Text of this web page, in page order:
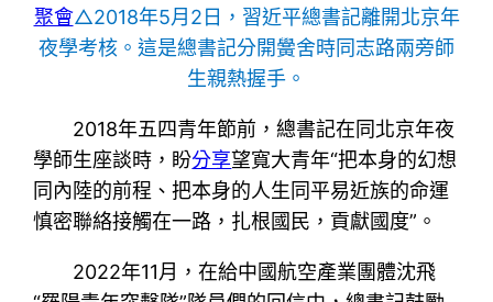
聚會△2018年5月2日，習近平總書記離開北京年
夜學考核。這是總書記分開黌舍時同志路兩旁師
生親熱握手。
2018年五四青年節前，總書記在同北京年夜
學師生座談時，盼分享望寬大青年“把本身的幻想
同內陸的前程、把本身的人生同平易近族的命運
慎密聯絡接觸在一路，扎根國民，貢獻國度”。
2022年11月，在給中國航空產業團體沈飛